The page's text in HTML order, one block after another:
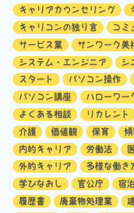
キャリアカウンセリング
キャリコンの独り言
コミ
サービス業
サンワーク美
システム・エンジニア
シ
スタート
パソコン操作
パソコン講座
ハローワー
よくある相談
リカレント
介護
価値観 保育
内的キャリア
労働法
外的キャリア
多様な働き
学びなおし
官公庁 宿
履歴書
廃棄物処理業